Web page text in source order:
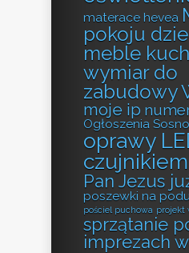
materace hevea
pokoju
meble
wymiar do
zabudowy
moje ip
Ogłoszenia
oprawy
Pan Jezus
poszewki na
pościel puchowa projekt
sprzątanie
imprezach